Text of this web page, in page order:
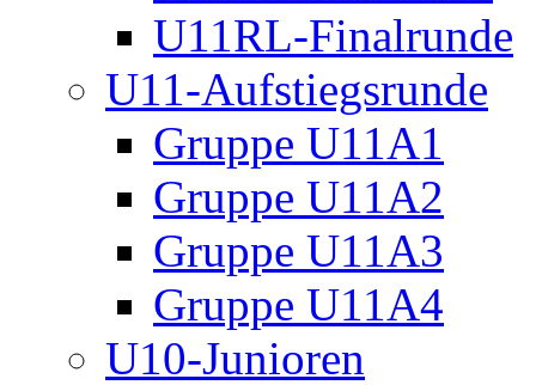
U11RL-Finalrunde
U11-Aufstiegsrunde
Gruppe U11A1
Gruppe U11A2
Gruppe U11A3
Gruppe U11A4
U10-Junioren